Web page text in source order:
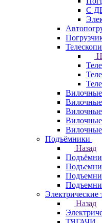
С
Вилочные
Вилочные
Подъёмники
Назад
Электрические
Назад